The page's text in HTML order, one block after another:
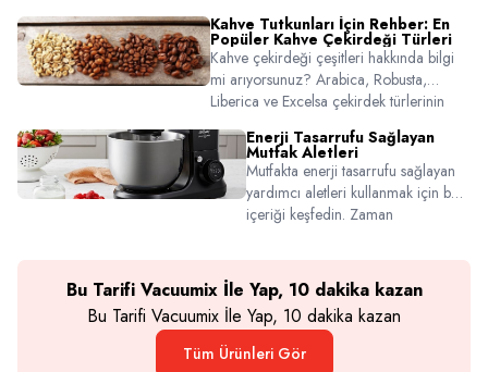
önerilerine kadar detaylı rehber.
Cortado tarifi için tıklayın!
Kahve Tutkunları İçin Rehber: En
Popüler Kahve Çekirdeği Türleri
Kahve çekirdeği çeşitleri hakkında bilgi
mi arıyorsunuz? Arabica, Robusta,
Liberica ve Excelsa çekirdek türlerinin
zevkine uygun olduklarını keşfedin.
Enerji Tasarrufu Sağlayan
Mutfak Aletleri
Mutfakta enerji tasarrufu sağlayan
yardımcı aletleri kullanmak için bu
içeriği keşfedin. Zaman
Bu Tarifi Vacuumix İle Yap, 10 dakika kazan
Bu Tarifi Vacuumix İle Yap, 10 dakika kazan
Tüm Ürünleri Gör